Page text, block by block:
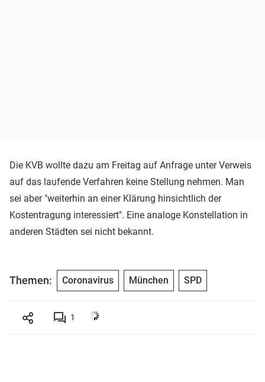
Die KVB wollte dazu am Freitag auf Anfrage unter Verweis
auf das laufende Verfahren keine Stellung nehmen. Man
sei aber "weiterhin an einer Klärung hinsichtlich der
Kostentragung interessiert". Eine analoge Konstellation in
anderen Städten sei nicht bekannt.
Themen: Coronavirus München SPD
1